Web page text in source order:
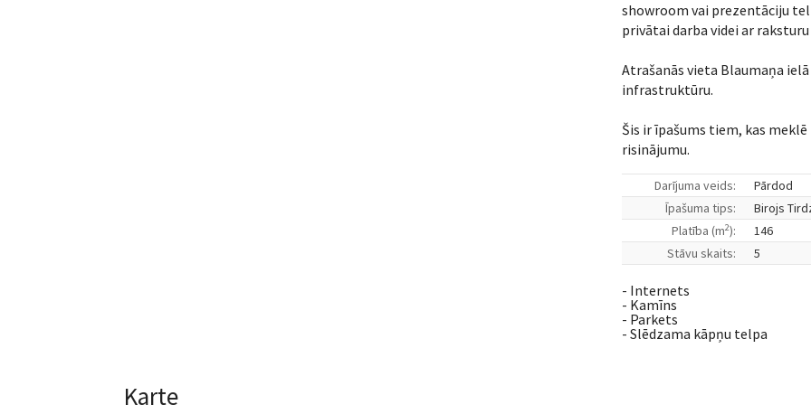
showroom vai prezentāciju
privātai darba videi ar raksturu
Atrašanās vieta Blaumaņa
infrastruktūru.
Šis ir īpašums tiem, kas
risinājumu.
Darījuma veids:
Pārdod
Īpašuma tips:
Birojs
Platība (m2):
146
Stāvu skaits:
5
- Internets
- Kamīns
- Parkets
- Slēdzama kāpņu telpa
Karte